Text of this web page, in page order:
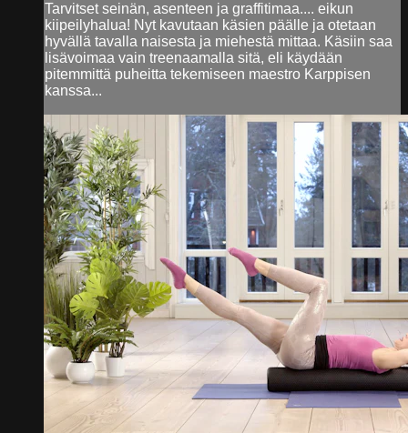
Tarvitset seinän, asenteen ja graffitimaa.... eikun
kiipeilyhalua! Nyt kavutaan käsien päälle ja otetaan
hyvällä tavalla naisesta ja miehestä mittaa. Käsiin saa
lisävoimaa vain treenaamalla sitä, eli käydään
pitemmittä puheitta tekemiseen maestro Karppisen
kanssa...